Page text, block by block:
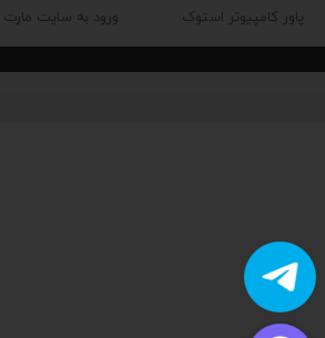
پاور کامپیوتر استوک
ورود به سایت مارت